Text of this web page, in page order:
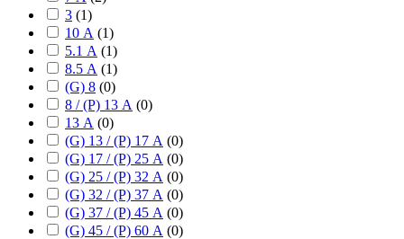
3 (1)
10 А (1)
5.1 А (1)
8.5 А (1)
(G) 8 (0)
8 / (P) 13 А (0)
13 А (0)
(G) 13 / (P) 17 А (0)
(G) 17 / (P) 25 А (0)
(G) 25 / (P) 32 А (0)
(G) 32 / (P) 37 А (0)
(G) 37 / (P) 45 А (0)
(G) 45 / (P) 60 А (0)